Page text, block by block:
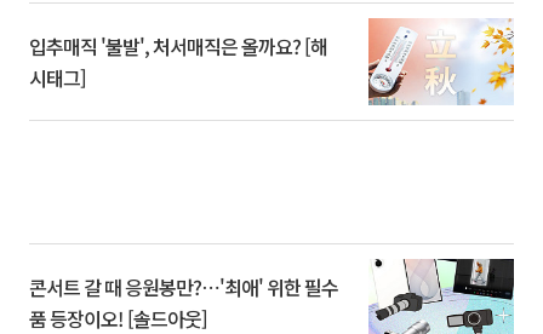
입추매직 '불발', 처서매직은 올까요? [해
시태그]
콘서트 갈 때 응원봉만?⋯'최애' 위한 필수
품 등장이오! [솔드아웃]